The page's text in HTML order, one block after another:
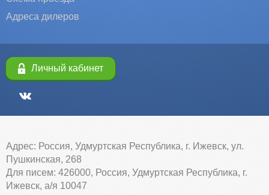
Адреса дилеров
Личный кабинет
Адрес: Россия, Удмуртская Республика, г. Ижевск, ул.
Пушкинская, 268
Для писем: 426000, Россия, Удмуртская Республика, г.
Ижевск, а/я 10047